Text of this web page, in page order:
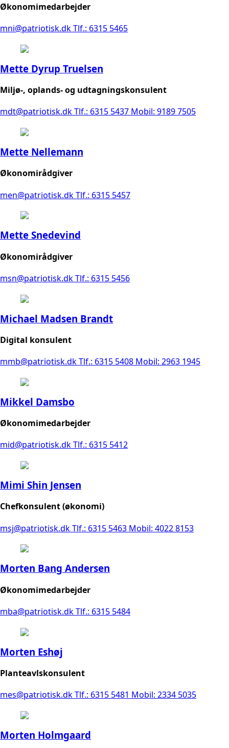
Økonomimedarbejder
mni@patriotisk.dkTlf.: 6315 5465
Mette Dyrup Truelsen
Miljø-, oplands- og udtagningskonsulent
mdt@patriotisk.dkTlf.: 6315 5437 Mobil: 9189 7505
Mette Nellemann
Økonomirådgiver
men@patriotisk.dkTlf.: 6315 5457
Mette Snedevind
Økonomirådgiver
msn@patriotisk.dkTlf.: 6315 5456
Michael Madsen Brandt
Digital konsulent
mmb@patriotisk.dkTlf.: 6315 5408 Mobil: 2963 1945
Mikkel Damsbo
Økonomimedarbejder
mid@patriotisk.dkTlf.: 6315 5412
Mimi Shin Jensen
Chefkonsulent (økonomi)
msj@patriotisk.dkTlf.: 6315 5463 Mobil: 4022 8153
Morten Bang Andersen
Økonomimedarbejder
mba@patriotisk.dkTlf.: 6315 5484
Morten Eshøj
Planteavlskonsulent
mes@patriotisk.dkTlf.: 6315 5481 Mobil: 2334 5035
Morten Holmgaard